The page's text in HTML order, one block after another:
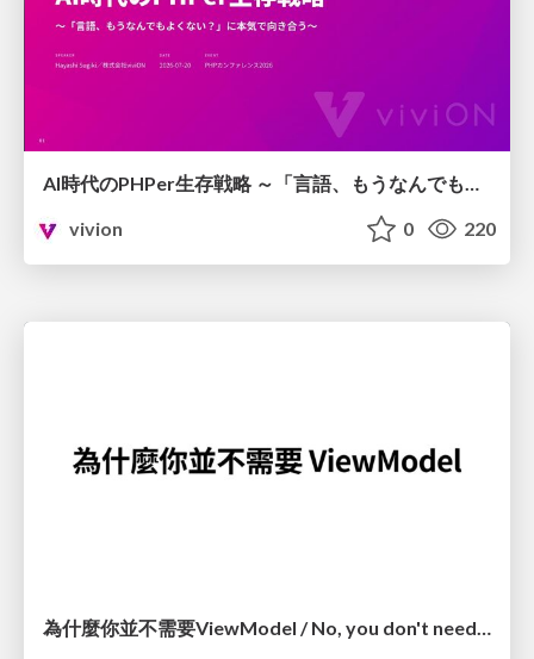
AI時代のPHPer生存戦略 ～「言語、もうなんでもよくない？」に本気で向き合う～
vivion
0 220